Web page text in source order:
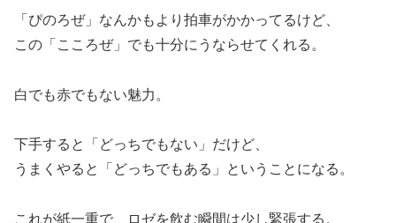
「ぴのろぜ」なんかもより拍車がかかってるけど、
この「こころぜ」でも十分にうならせてくれる。
白でも赤でもない魅力。
下手すると「どっちでもない」だけど、
うまくやると「どっちでもある」ということになる。
これが紙一重で、ロゼを飲む瞬間は少し緊張する。